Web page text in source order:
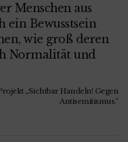
Menschen aus
ein Bewusstsein
wie groß deren
Normalität und
„Sichtbar Handeln! Gegen
Antisemitismus.“